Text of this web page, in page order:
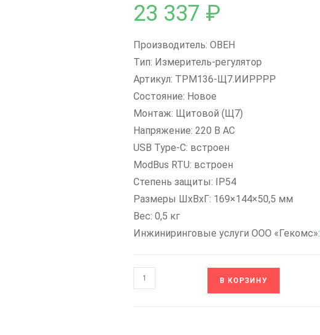
23 337 ₽
Производитель: ОВЕН
Тип: Измеритель-регулятор
Артикул: ТРМ136-Щ7.ИИРРРР
Состояние: Новое
Монтаж: Щитовой (Щ7)
Напряжение: 220 В AC
USB Type-C: встроен
ModBus RTU: встроен
Степень защиты: IP54
Размеры ШxВxГ: 169×144×50,5 мм
Вес: 0,5 кг
Инжиниринговые услуги ООО «Гекомс»:
Количество
товара
В КОРЗИНУ